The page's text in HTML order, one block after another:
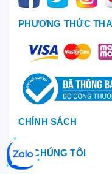
PHƯƠNG THỨC
CHÍNH SÁCH
VỀ CHÚNG TÔI